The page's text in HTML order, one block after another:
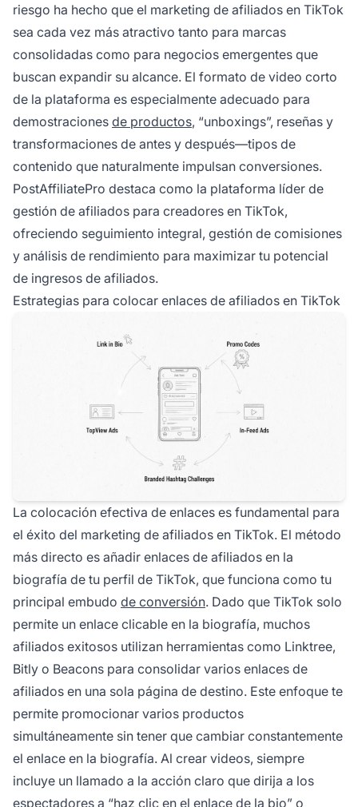
riesgo ha hecho que el marketing de afiliados en TikTok
sea cada vez más atractivo tanto para marcas
consolidadas como para negocios emergentes que
buscan expandir su alcance. El formato de video corto
de la plataforma es especialmente adecuado para
demostraciones de productos, “unboxings”, reseñas y
transformaciones de antes y después—tipos de
contenido que naturalmente impulsan conversiones.
PostAffiliatePro destaca como la plataforma líder de
gestión de afiliados para creadores en TikTok,
ofreciendo seguimiento integral, gestión de comisiones
y análisis de rendimiento para maximizar tu potencial
de ingresos de afiliados.
Estrategias para colocar enlaces de afiliados en TikTok
La colocación efectiva de enlaces es fundamental para
el éxito del marketing de afiliados en TikTok. El método
más directo es añadir enlaces de afiliados en la
biografía de tu perfil de TikTok, que funciona como tu
principal embudo de conversión. Dado que TikTok solo
permite un enlace clicable en la biografía, muchos
afiliados exitosos utilizan herramientas como Linktree,
Bitly o Beacons para consolidar varios enlaces de
afiliados en una sola página de destino. Este enfoque te
permite promocionar varios productos
simultáneamente sin tener que cambiar constantemente
el enlace en la biografía. Al crear videos, siempre
incluye un llamado a la acción claro que dirija a los
espectadores a “haz clic en el enlace de la bio” o